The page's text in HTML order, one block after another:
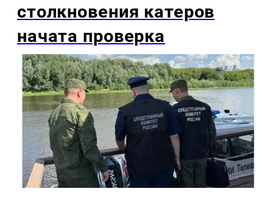
столкновения катеров
начата проверка